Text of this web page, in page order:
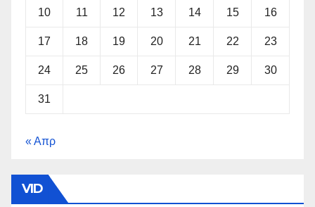
10 11 12 13 14 15 16
17 18 19 20 21 22 23
24 25 26 27 28 29 30
31
« Απρ
VID